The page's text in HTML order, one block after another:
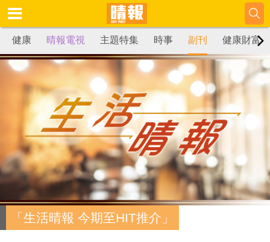
健康 晴報電視 主題特集 時事 副刊 健康財富
「生活晴報 今期至HIT推介」